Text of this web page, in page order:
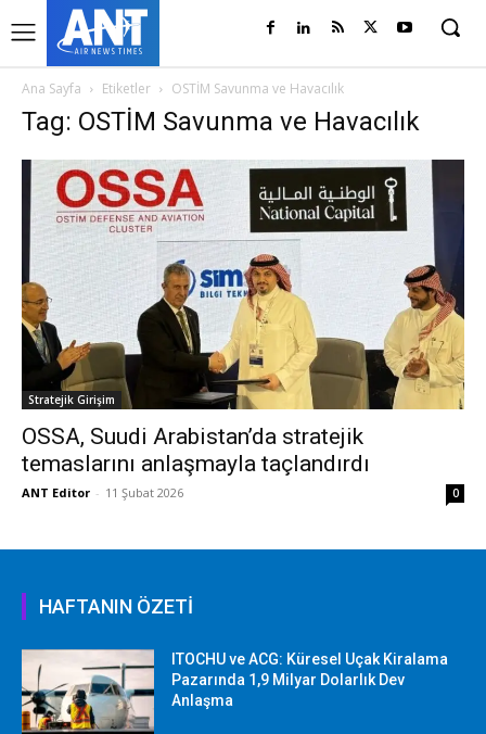
Ana Sayfa Etiketler OSTİM Savunma ve Havacılık
Tag: OSTİM Savunma ve Havacılık
Stratejik Girişim
OSSA, Suudi Arabistan’da stratejik
temaslarını anlaşmayla taçlandırdı
ANT Editor - 11 Şubat 2026 0
HAFTANIN ÖZETİ
ITOCHU ve ACG: Küresel Uçak Kiralama
Pazarında 1,9 Milyar Dolarlık Dev
Anlaşma